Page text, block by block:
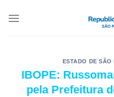
ESTADO DE SÃO
IBOPE:
pela Prefeitura